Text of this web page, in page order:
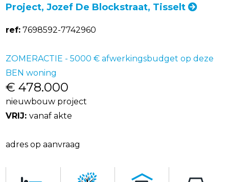
Project, Jozef De Blockstraat, Tisselt
ref: 7698592-7742960
ZOMERACTIE - 5000 € afwerkingsbudget op deze
BEN woning
€ 478.000
nieuwbouw project
VRIJ:vanaf akte
adres op aanvraag